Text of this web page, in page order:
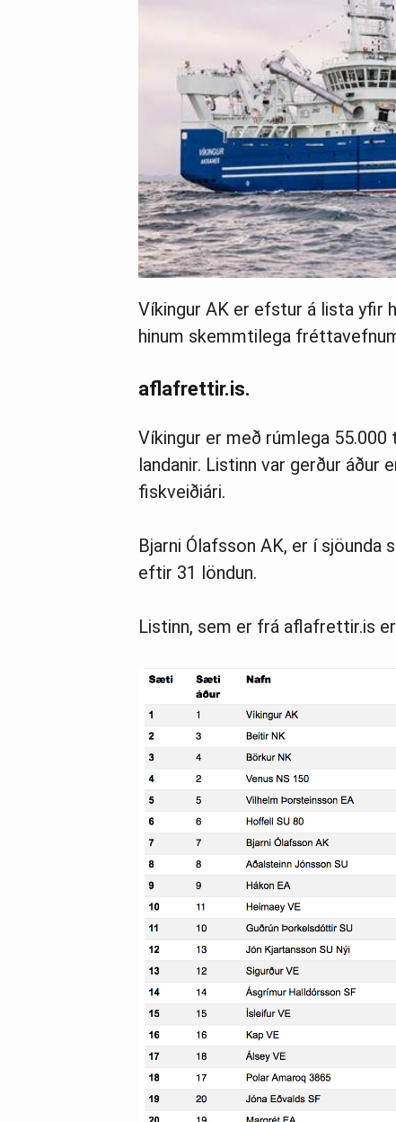
Víkingur AK er efstur á lista yfir
hinum skemmtilega
aflafrettir.is.
Víkingur er með rúmlega
landanir. Listinn var gerður áður
fiskveiðiári.
Bjarni Ólafsson AK, er í
eftir 31 löndun.
Listinn, sem er frá aflafrettir.is